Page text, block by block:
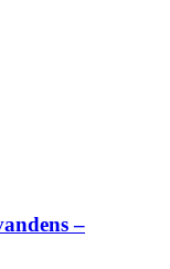
–